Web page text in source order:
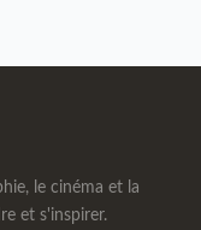
le cinéma et la
et s'inspirer.